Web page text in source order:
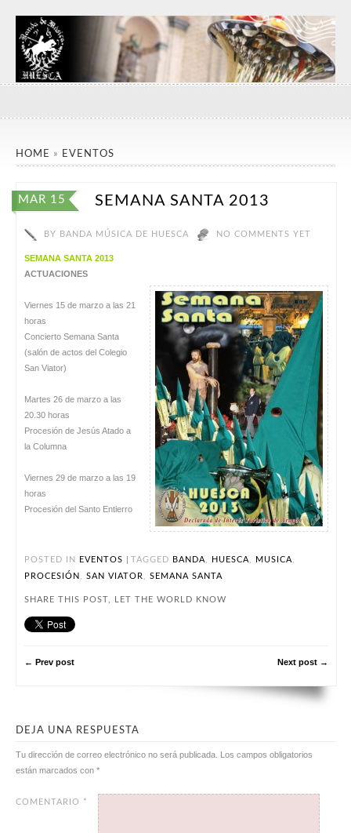
HOME » EVENTOS
MAR 15 SEMANA SANTA 2013
BY BANDA MÚSICA DE HUESCA NO COMMENTS YET
SEMANA SANTA 2013
ACTUACIONES
Viernes 15 de marzo a las 21
horas
Concierto Semana Santa
(salón de actos del Colegio
San Viator)
Martes 26 de marzo a las
20.30 horas
Procesión de Jesús Atado a
la Columna
Viernes 29 de marzo a las 19
horas
Procesión del Santo Entierro
POSTED IN EVENTOS | TAGGED BANDA HUESCA MUSICA
PROCESIÓN
SAN VIATOR SEMANA SANTA
SHARE THIS POST, LET THE WORLD KNOW
← Prev post Next post →
DEJA UNA RESPUESTA
Tu dirección de correo electrónico no será publicada. Los campos obligatorios
están marcados con *
COMENTARIO *